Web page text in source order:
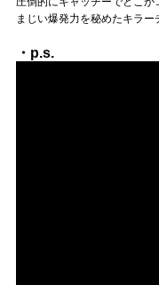
まじい爆発力を秘めたキラー
・p.s.